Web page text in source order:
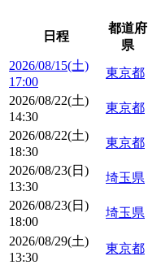
日程
都道府
県
2026/08/15(土)
17:00
東京都
2026/08/22(土)
14:30
東京都
2026/08/22(土)
18:30
東京都
2026/08/23(日)
13:30
埼玉県
2026/08/23(日)
18:00
埼玉県
2026/08/29(土)
13:30
東京都